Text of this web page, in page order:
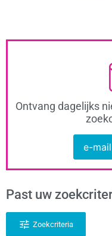
Ontvang dagelijks
e-
Past uw
Zoekcriteria